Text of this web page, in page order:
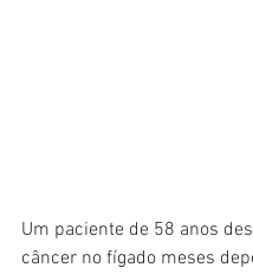
Um paciente de 58 anos
câncer no fígado meses